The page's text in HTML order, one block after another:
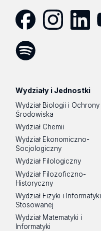
Wydziały i Jednostki
Wydział Biologii i Ochrony
Środowiska
Wydział Chemii
Wydział Ekonomiczno-
Socjologiczny
Wydział Filologiczny
Wydział Filozoficzno-
Historyczny
Wydział Fizyki i Informatyki
Stosowanej
Wydział Matematyki i
Informatyki